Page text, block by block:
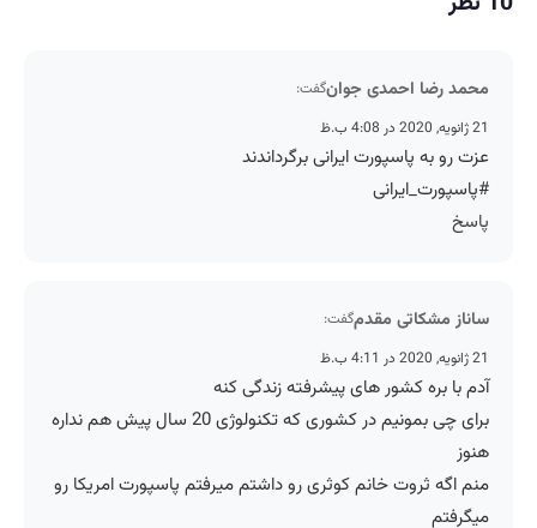
محمد رضا احمدی جوانگفت:
21 ژانویه, 2020 در 4:08 ب.ظ
عزت رو به پاسپورت ایرانی برگرداندند
#پاسپورت_ایرانی
پاسخ
ساناز مشکاتی مقدمگفت:
21 ژانویه, 2020 در 4:11 ب.ظ
آدم با بره کشور های پیشرفته زندگی کنه
برای چی بمونیم در کشوری که تکنولوژی 20 سال پیش هم نداره
هنوز
منم اگه ثروت خانم کوثری رو داشتم میرفتم پاسپورت امریکا رو
میگرفتم